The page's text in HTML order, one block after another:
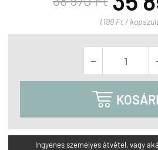
(199 Ft /


Ingyenes személyes átvétel, vagy